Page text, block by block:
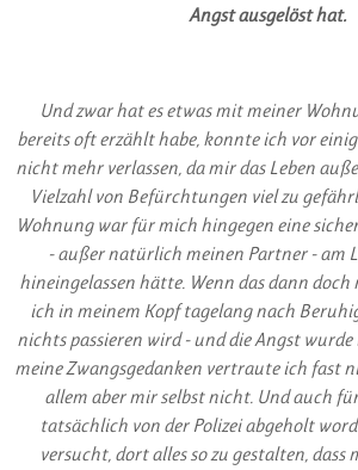
Angst ausgelöst hat.
Und zwar hat es etwas mit meiner
bereits oft erzählt habe, konnte ich vor
nicht mehr verlassen, da mir das Leben
Vielzahl von Befürchtungen viel zu
Wohnung war für mich hingegen eine
- außer natürlich meinen Partner - am
hineingelassen hätte. Wenn das dann doch
ich in meinem Kopf tagelang nach
nichts passieren wird - und die Angst
meine Zwangsgedanken vertraute ich fast
allem aber mir selbst nicht. Und auch
tatsächlich von der Polizei abgeholt
versucht, dort alles so zu gestalten,